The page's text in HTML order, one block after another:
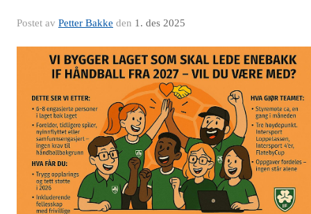
Postet av Petter Bakke den 1. des 2025